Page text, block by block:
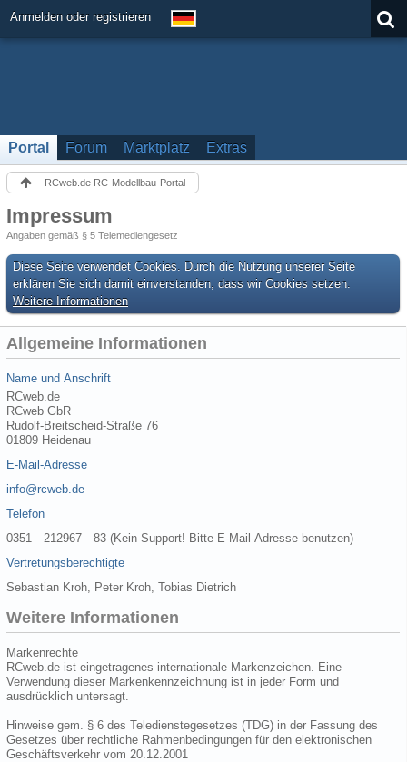
Anmelden oder registrieren
Portal Forum Marktplatz Extras
RCweb.de RC-Modellbau-Portal
Impressum
Angaben gemäß § 5 Telemediengesetz
Diese Seite verwendet Cookies. Durch die Nutzung unserer Seite
erklären Sie sich damit einverstanden, dass wir Cookies setzen.
Weitere Informationen
Allgemeine Informationen
Name und Anschrift
RCweb.de
RCweb GbR
Rudolf-Breitscheid-Straße 76
01809 Heidenau
E-Mail-Adresse
info@rcweb.de
Telefon
0351 212967 83 (Kein Support! Bitte E-Mail-Adresse benutzen)
Vertretungsberechtigte
Sebastian Kroh, Peter Kroh, Tobias Dietrich
Weitere Informationen
Markenrechte
RCweb.de ist eingetragenes internationale Markenzeichen. Eine
Verwendung dieser Markenkennzeichnung ist in jeder Form und
ausdrücklich untersagt.
Hinweise gem. § 6 des Teledienstegesetzes (TDG) in der Fassung des
Gesetzes über rechtliche Rahmenbedingungen für den elektronischen
Geschäftsverkehr vom 20.12.2001